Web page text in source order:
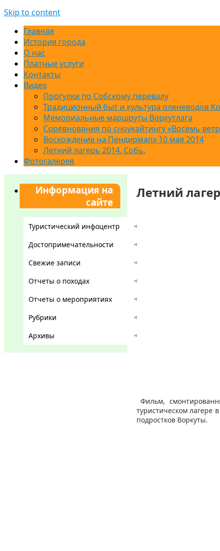
Skip to content
Главная
История города
О нас
Платные услуги
Контакты
Видео
Прогулки по Собскому перевалу
Традиционный быт и культура оленеводов
Мемориальные маршруты Воркутлага
Соревнования по сноукайтингу «Восемь
Восхождение на Пендирмапэ 10 мая 2014
Летний лагерь 2014. Собь.
Фотогалерея
Летний
Фильм,
туристическом лагере
подростков Воркуты.
Информация на
сайте
Туристический инфоцентр
Достопримечательности
Свежие записи
Отчеты о походах
Отчеты о мероприятиях
Рубрики
Архивы